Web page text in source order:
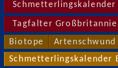
Schmetterlingskalender
Tagfalter
Biotope Artenschwund
Schmetterlingskalender